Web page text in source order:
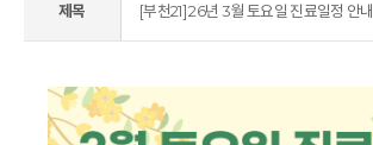
제목 [부천21] 26년 3월 토요일 진료일정 안내